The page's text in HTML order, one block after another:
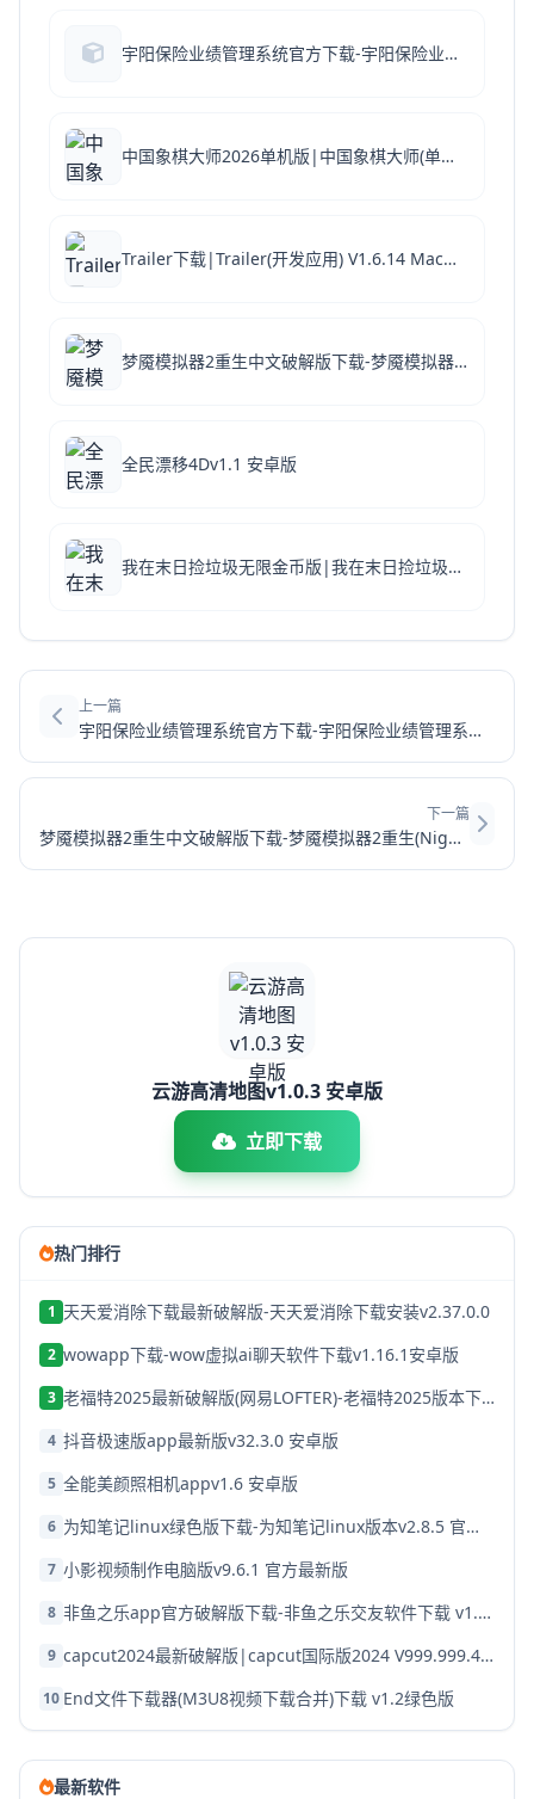
宇阳保险业绩管理系统官方下载-宇阳保险业绩管理系统9.0203
中国象棋大师2026单机版|中国象棋大师(单机版) V2026 免费破解版下载
Trailer下载|Trailer(开发应用) V1.6.14 Mac版下载
梦魇模拟器2重生中文破解版下载-梦魇模拟器2重生(Nightmare Simulator 2 Rebirth)中文免安装版
全民漂移4Dv1.1 安卓版
我在末日捡垃圾无限金币版|我在末日捡垃圾游戏折相思 V1.0.5 安卓版下载
上一篇
宇阳保险业绩管理系统官方下载-宇阳保险业绩管理系统9.0203
下一篇
梦魇模拟器2重生中文破解版下载-梦魇模拟器2重生(Nightmare Simulator 2 Rebirth)中文免安装版
云游高清地图v1.0.3 安卓版
立即下载
热门排行
1 天天爱消除下载最新破解版-天天爱消除下载安装v2.37.0.0
2 wowapp下载-wow虚拟ai聊天软件下载v1.16.1安卓版
3 老福特2025最新破解版(网易LOFTER)-老福特2025版本下载v8.1.22
4 抖音极速版app最新版v32.3.0 安卓版
5 全能美颜照相机appv1.6 安卓版
6 为知笔记linux绿色版下载-为知笔记linux版本v2.8.5 官方破解版
7 小影视频制作电脑版v9.6.1 官方最新版
8 非鱼之乐app官方破解版下载-非鱼之乐交友软件下载 v1.3.9安卓版
9 capcut2024最新破解版|capcut国际版2024 V999.999.45 安卓版下载
10 End文件下载器(M3U8视频下载合并)下载 v1.2绿色版
最新软件